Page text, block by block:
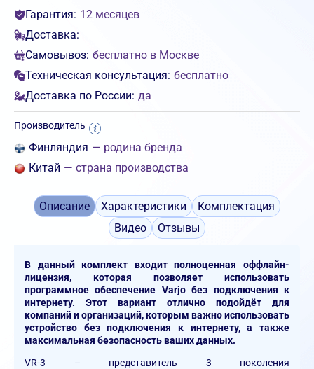
Гарантия: 12 месяцев
Доставка:
Самовывоз: бесплатно в Москве
Техническая консультация: бесплатно
Доставка по России: да
Производитель
Финляндия — родина бренда
Китай — страна производства
Описание Характеристики
Комплектация
Видео
Отзывы
В данный комплект входит полноценная оффлайн-
лицензия, которая позволяет использовать
программное обеспечение Varjo без подключения к
интернету. Этот вариант отлично подойдёт для
компаний и организаций, которым важно использовать
устройство без подключения к интернету, а также
максимальная безопасность ваших данных.
VR-3 – представитель 3 поколения